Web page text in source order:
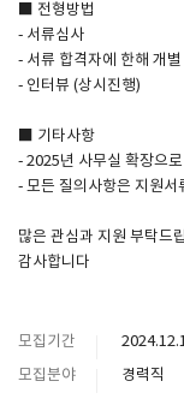
■ 전형방법
- 서류심사
- 서류 합격자에 한해 개
- 인터뷰 (상시진행)
■ 기타사항
- 2025년 사무실 확장으
- 모든 질의사항은 지원
많은 관심과 지원 부탁드
감사합니다
모집기간
모집분야
경력직